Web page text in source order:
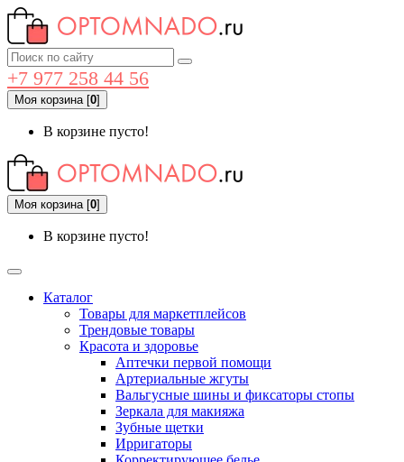
+7 977 258 44 56
Моя корзина[0]
В корзине пусто!
Моя корзина[0]
В корзине пусто!
Каталог
Товары для маркетплейсов
Трендовые товары
Красота и здоровье
Аптечки первой помощи
Артериальные жгуты
Вальгусные шины и фиксаторы стопы
Зеркала для макияжа
Зубные щетки
Ирригаторы